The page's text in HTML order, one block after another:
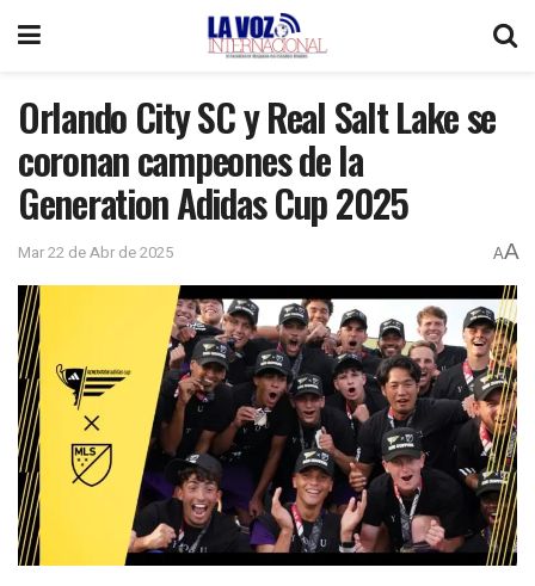
Orlando City SC y Real Salt Lake se
coronan campeones de la
Generation Adidas Cup 2025
Mar 22 de Abr de 2025 AA